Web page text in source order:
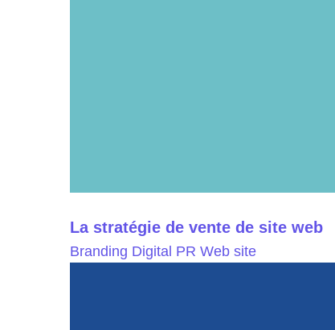
La stratégie de vente de site web
Branding Digital PR Web site